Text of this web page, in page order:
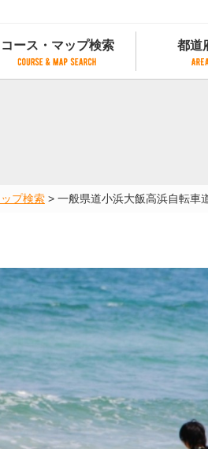
コース・マップ検索 都道
都道府県別サイ
プ検索 > 一般県道小浜大飯高浜自転車